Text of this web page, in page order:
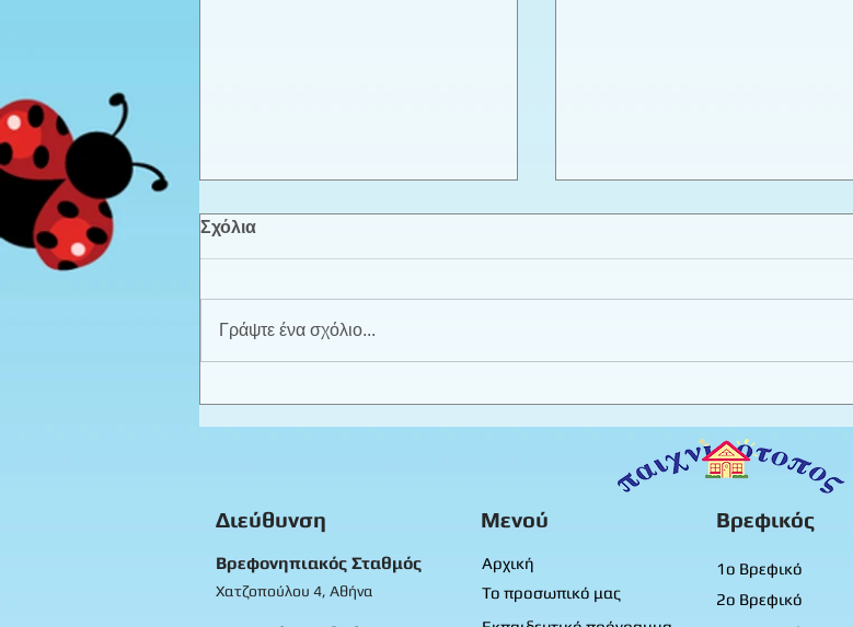
Σχόλια
Γράψτε ένα σχόλιο...
Διεύθυνση
Βρεφονηπιακός Σταθμός
Χατζοπούλου 4, Αθήνα
Μενού Βρεφικός
Αρχική
Το προσωπικό μας
1ο Βρεφικό
2ο Βρεφικό